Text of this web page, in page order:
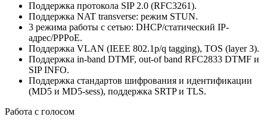
Поддержка протокола SIP 2.0 (RFC3261).
Поддержка NAT transverse: режим STUN.
3 режима работы с сетью: DHCP/статический IP-
адрес/PPPoE.
Поддержка VLAN (IEEE 802.1p/q tagging), TOS (layer 3).
Поддержка in-band DTMF, out-of band RFC2833 DTMF и
SIP INFO.
Поддержка стандартов шифрования и идентификации
(MD5 и MD5-sess), поддержка SRTP и TLS.
Работа с голосом